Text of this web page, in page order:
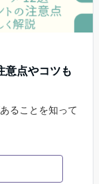
意点やコツも
ることを知って